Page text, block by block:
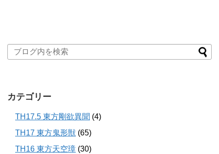
カテゴリー
TH17.5 東方剛欲異聞 (4)
TH17 東方鬼形獣 (65)
TH16 東方天空璋 (30)